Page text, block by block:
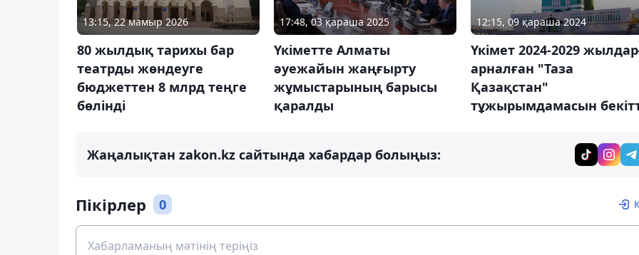
13:15, 22 мамыр 2026
80 жылдық тарихы бар
театрды жөндеуге
бюджеттен 8 млрд теңге
бөлінді
17:48, 03 қараша 2025
Үкіметте Алматы
әуежайын жаңғырту
жұмыстарының барысы
қаралды
12:15, 09 қараша 2024
Үкімет 2024-2029
арналған "Таза
Қазақстан"
тұжырымдамасын
Жаңалықтан zakon.kz сайтында хабардар болыңыз:
Пікірлер 0